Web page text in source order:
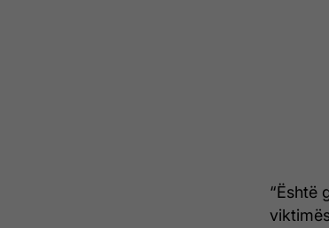
“Është